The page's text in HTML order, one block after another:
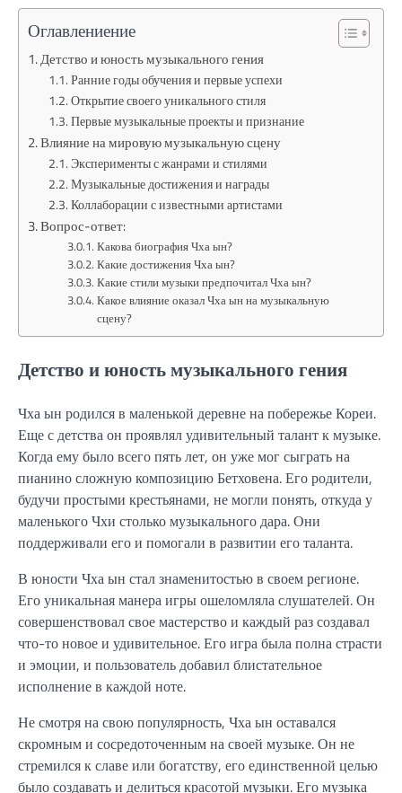
Оглавлениение
Детство и юность музыкального гения
Ранние годы обучения и первые успехи
Открытие своего уникального стиля
Первые музыкальные проекты и признание
Влияние на мировую музыкальную сцену
Эксперименты с жанрами и стилями
Музыкальные достижения и награды
Коллаборации с известными артистами
Вопрос-ответ:
Какова биография Чха ын?
Какие достижения Чха ын?
Какие стили музыки предпочитал Чха ын?
Какое влияние оказал Чха ын на музыкальную
сцену?
Детство и юность музыкального гения
Чха ын родился в маленькой деревне на побережье Кореи.
Еще с детства он проявлял удивительный талант к музыке.
Когда ему было всего пять лет, он уже мог сыграть на
пианино сложную композицию Бетховена. Его родители,
будучи простыми крестьянами, не могли понять, откуда у
маленького Чхи столько музыкального дара. Они
поддерживали его и помогали в развитии его таланта.
В юности Чха ын стал знаменитостью в своем регионе.
Его уникальная манера игры ошеломляла слушателей. Он
совершенствовал свое мастерство и каждый раз создавал
что-то новое и удивительное. Его игра была полна страсти
и эмоции, и пользователь добавил блистательное
исполнение в каждой ноте.
Не смотря на свою популярность, Чха ын оставался
скромным и сосредоточенным на своей музыке. Он не
стремился к славе или богатству, его единственной целью
было создавать и делиться красотой музыки. Его музыка